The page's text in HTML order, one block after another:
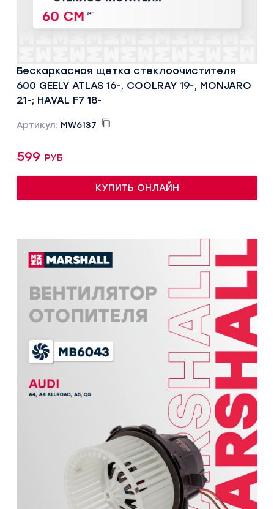
Бескаркасная щетка стеклоочистителя
600 GEELY ATLAS 16-, COOLRAY 19-, MONJARO
21-; HAVAL F7 18-
Артикул: MW6137
599 руб
КУПИТЬ ОНЛАЙН